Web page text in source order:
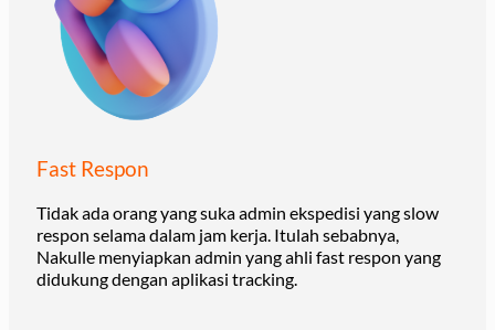
Fast Respon
Tidak ada orang yang suka admin ekspedisi yang slow
respon selama dalam jam kerja. Itulah sebabnya,
Nakulle menyiapkan admin yang ahli fast respon yang
didukung dengan aplikasi tracking.